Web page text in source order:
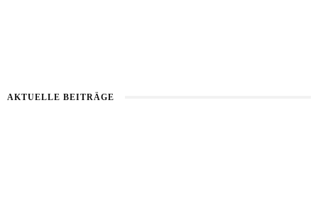
AKTUELLE BEITRÄGE